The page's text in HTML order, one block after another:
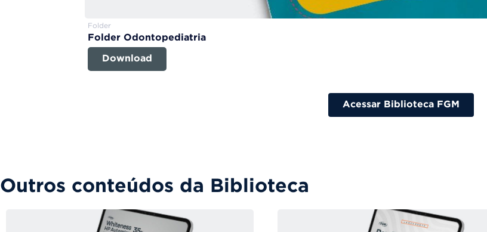
Folder
Folder Odontopediatria
Download
Acessar Biblioteca FGM
Outros conteúdos da Biblioteca